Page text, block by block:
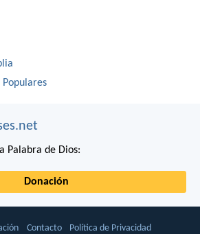
Palabra de Dios:
Donación
Contacto Política de Privacidad